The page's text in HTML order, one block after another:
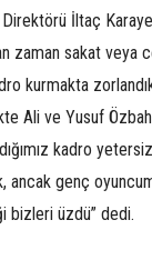
İltaç
zaman sakat veya
kurmakta
Ali ve Yusuf
kadro
ancak genç
bizleri üzdü” dedi.